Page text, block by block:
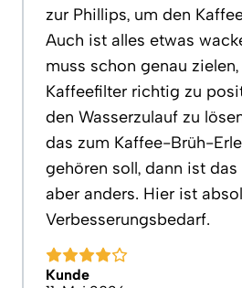
zur Phillips, um den
Auch ist alles etwas
muss schon genau
Kaffeefilter richtig zu
den Wasserzulauf zu
das zum Kaffee-Brüh-
gehören soll, dann ist
aber anders. Hier ist
Verbesserungsbedarf.
Kunde